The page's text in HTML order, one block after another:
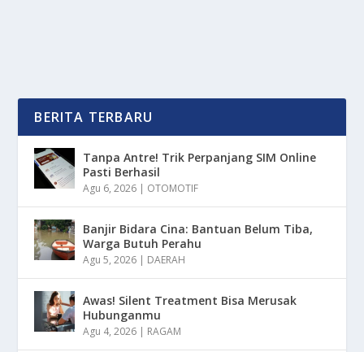
BERITA TERBARU
Tanpa Antre! Trik Perpanjang SIM Online
Pasti Berhasil
Agu 6, 2026 | OTOMOTIF
Banjir Bidara Cina: Bantuan Belum Tiba,
Warga Butuh Perahu
Agu 5, 2026 | DAERAH
Awas! Silent Treatment Bisa Merusak
Hubunganmu
Agu 4, 2026 | RAGAM